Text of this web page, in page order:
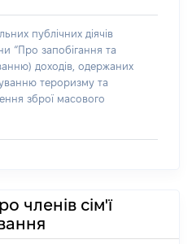
публічних діячів
“Про запобігання та
доходів, одержаних
тероризму та
зброї масового
членів сім'ї